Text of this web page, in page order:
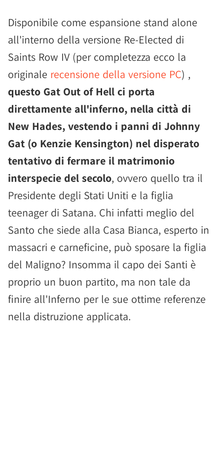
Disponibile come espansione stand alone
all'interno della versione Re-Elected di
Saints Row IV (per completezza ecco la
originale recensione della versione PC) ,
questo Gat Out of Hell ci porta
direttamente all'inferno, nella città di
New Hades, vestendo i panni di Johnny
Gat (o Kenzie Kensington) nel disperato
tentativo di fermare il matrimonio
interspecie del secolo, ovvero quello tra il
Presidente degli Stati Uniti e la figlia
teenager di Satana. Chi infatti meglio del
Santo che siede alla Casa Bianca, esperto in
massacri e carneficine, può sposare la figlia
del Maligno? Insomma il capo dei Santi è
proprio un buon partito, ma non tale da
finire all'Inferno per le sue ottime referenze
nella distruzione applicata.